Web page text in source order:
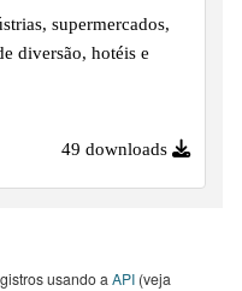
supermercados,
diversão, hotéis e
49 downloads
usando a API (veja